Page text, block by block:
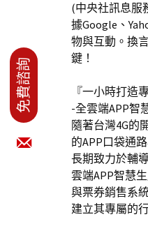
(中央社訊息服
據Google、
物與互動。換
鍵！
『一小時打造
-全雲端APP智
隨著台灣4G的
的APP口袋通
長期致力於輔
雲端APP智慧
與票券銷售系
建立其專屬的